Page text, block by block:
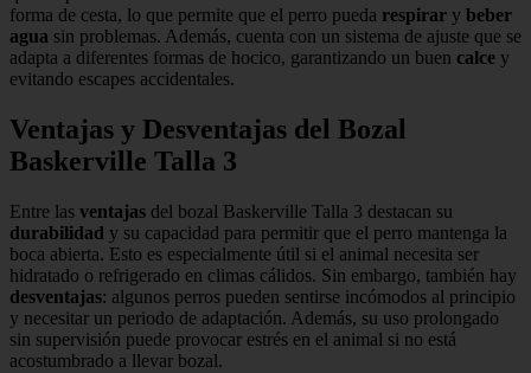
forma de cesta, lo que permite que el perro pueda respirar y beber
agua sin problemas. Además, cuenta con un sistema de ajuste que se
adapta a diferentes formas de hocico, garantizando un buen calce y
evitando escapes accidentales.
Ventajas y Desventajas del Bozal
Baskerville Talla 3
Entre las ventajas del bozal Baskerville Talla 3 destacan su
durabilidad y su capacidad para permitir que el perro mantenga la
boca abierta. Esto es especialmente útil si el animal necesita ser
hidratado o refrigerado en climas cálidos. Sin embargo, también hay
desventajas: algunos perros pueden sentirse incómodos al principio
y necesitar un periodo de adaptación. Además, su uso prolongado
sin supervisión puede provocar estrés en el animal si no está
acostumbrado a llevar bozal.